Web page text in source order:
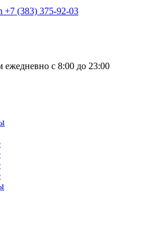
+7 (383) 375-92-03
ежедневно с 8:00 до 23:00